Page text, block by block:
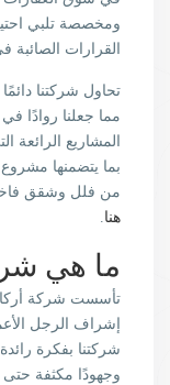
ومخصصة تلبي
القرارات
تحاول شركتنا
مما جعلنا روادًا
المشاريع الرائعة
بما يتضمنها
من فلل وشقق
هنا.
ما هي
إشراف الرجل
شركتنا بفكرة
وجهودًا مكثفة